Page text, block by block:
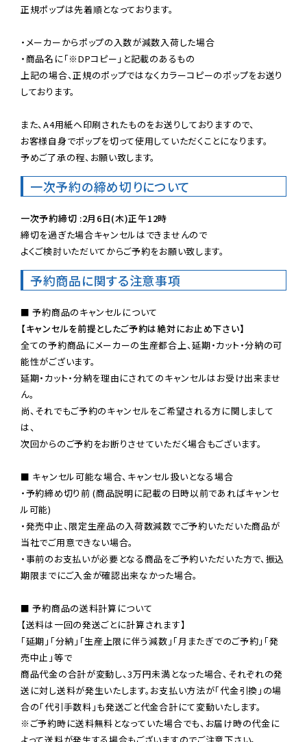
正規ポップは先着順となっております。
・メーカーからポップの入数が減数入荷した場合
・商品名に「※DPコピー」と記載のあるもの
上記の場合、正規のポップではなくカラーコピーのポップをお送り
しております。
また、A4用紙へ印刷されたものをお送りしておりますので、
お客様自身でポップを切って使用していただくことになります。
予めご了承の程、お願い致します。
一次予約の締め切りについて
一次予約締切 :2月6日(木)正午12時
締切を過ぎた場合キャンセルはできませんので
よくご検討いただいてからご予約をお願い致します。
予約商品に関する注意事項
【キャンセルを前提としたご予約は絶対にお止め下さい】
全ての予約商品にメーカーの生産都合上、延期・カット・分納の可
能性がございます。
延期・カット・分納を理由にされてのキャンセルはお受け出来ませ
ん。
尚、それでもご予約のキャンセルをご希望される方に関しまして
は、
次回からのご予約をお断りさせていただく場合もございます。
■ キャンセル可能な場合、キャンセル扱いとなる場合
・予約締め切り前 (商品説明に記載の日時以前であればキャンセ
ル可能)
・発売中止、限定生産品の入荷数減数でご予約いただいた商品が
当社でご用意できない場合。
・事前のお支払いが必要となる商品をご予約いただいた方で、振込
期限までにご入金が確認出来なかった場合。
■ 予約商品の送料計算について
【送料は一回の発送ごとに計算されます】
「延期」「分納」「生産上限に伴う減数」「月またぎでのご予約」「発
売中止」等で
商品代金の合計が変動し、3万円未満となった場合、それぞれの発
送に対し送料が発生いたします。お支払い方法が「代金引換」の場
※ご予約時に送料無料となっていた場合でも、お届け時の代金に
よって送料が発生する場合もございますのでご注意下さい。